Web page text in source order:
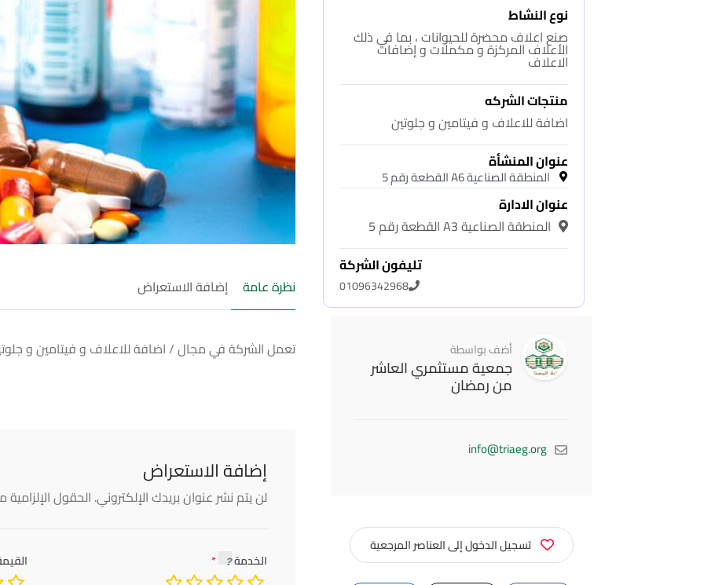
نظرة عامة إضافة الاستعراض
تعمل الشركة في مجال / اضافة للاعلاف و فيتامين و
إضافة الاستعراض
لن يتم نشر عنوان بريدك الإلكتروني. الحقول الإلزامية
الخدمة
نوع النشاط
صنع اعلاف محضرة للحيوانات ، بما في ذلك
الأعلاف المركزة و مكملات و إضافات
الاعلاف
منتجات الشركه
اضافة للاعلاف و فيتامين و جلوتين
عنوان المنشأة
المنطقة الصناعية A6 القطعة رقم 5
عنوان الادارة
المنطقة الصناعية A3 القطعة رقم 5
تليفون الشركة
01096342968
أضف بواسطة
جمعية مستثمري العاشر
من رمضان
info@triaeg.org
تسجيل الدخول إلى العناصر المرجعية